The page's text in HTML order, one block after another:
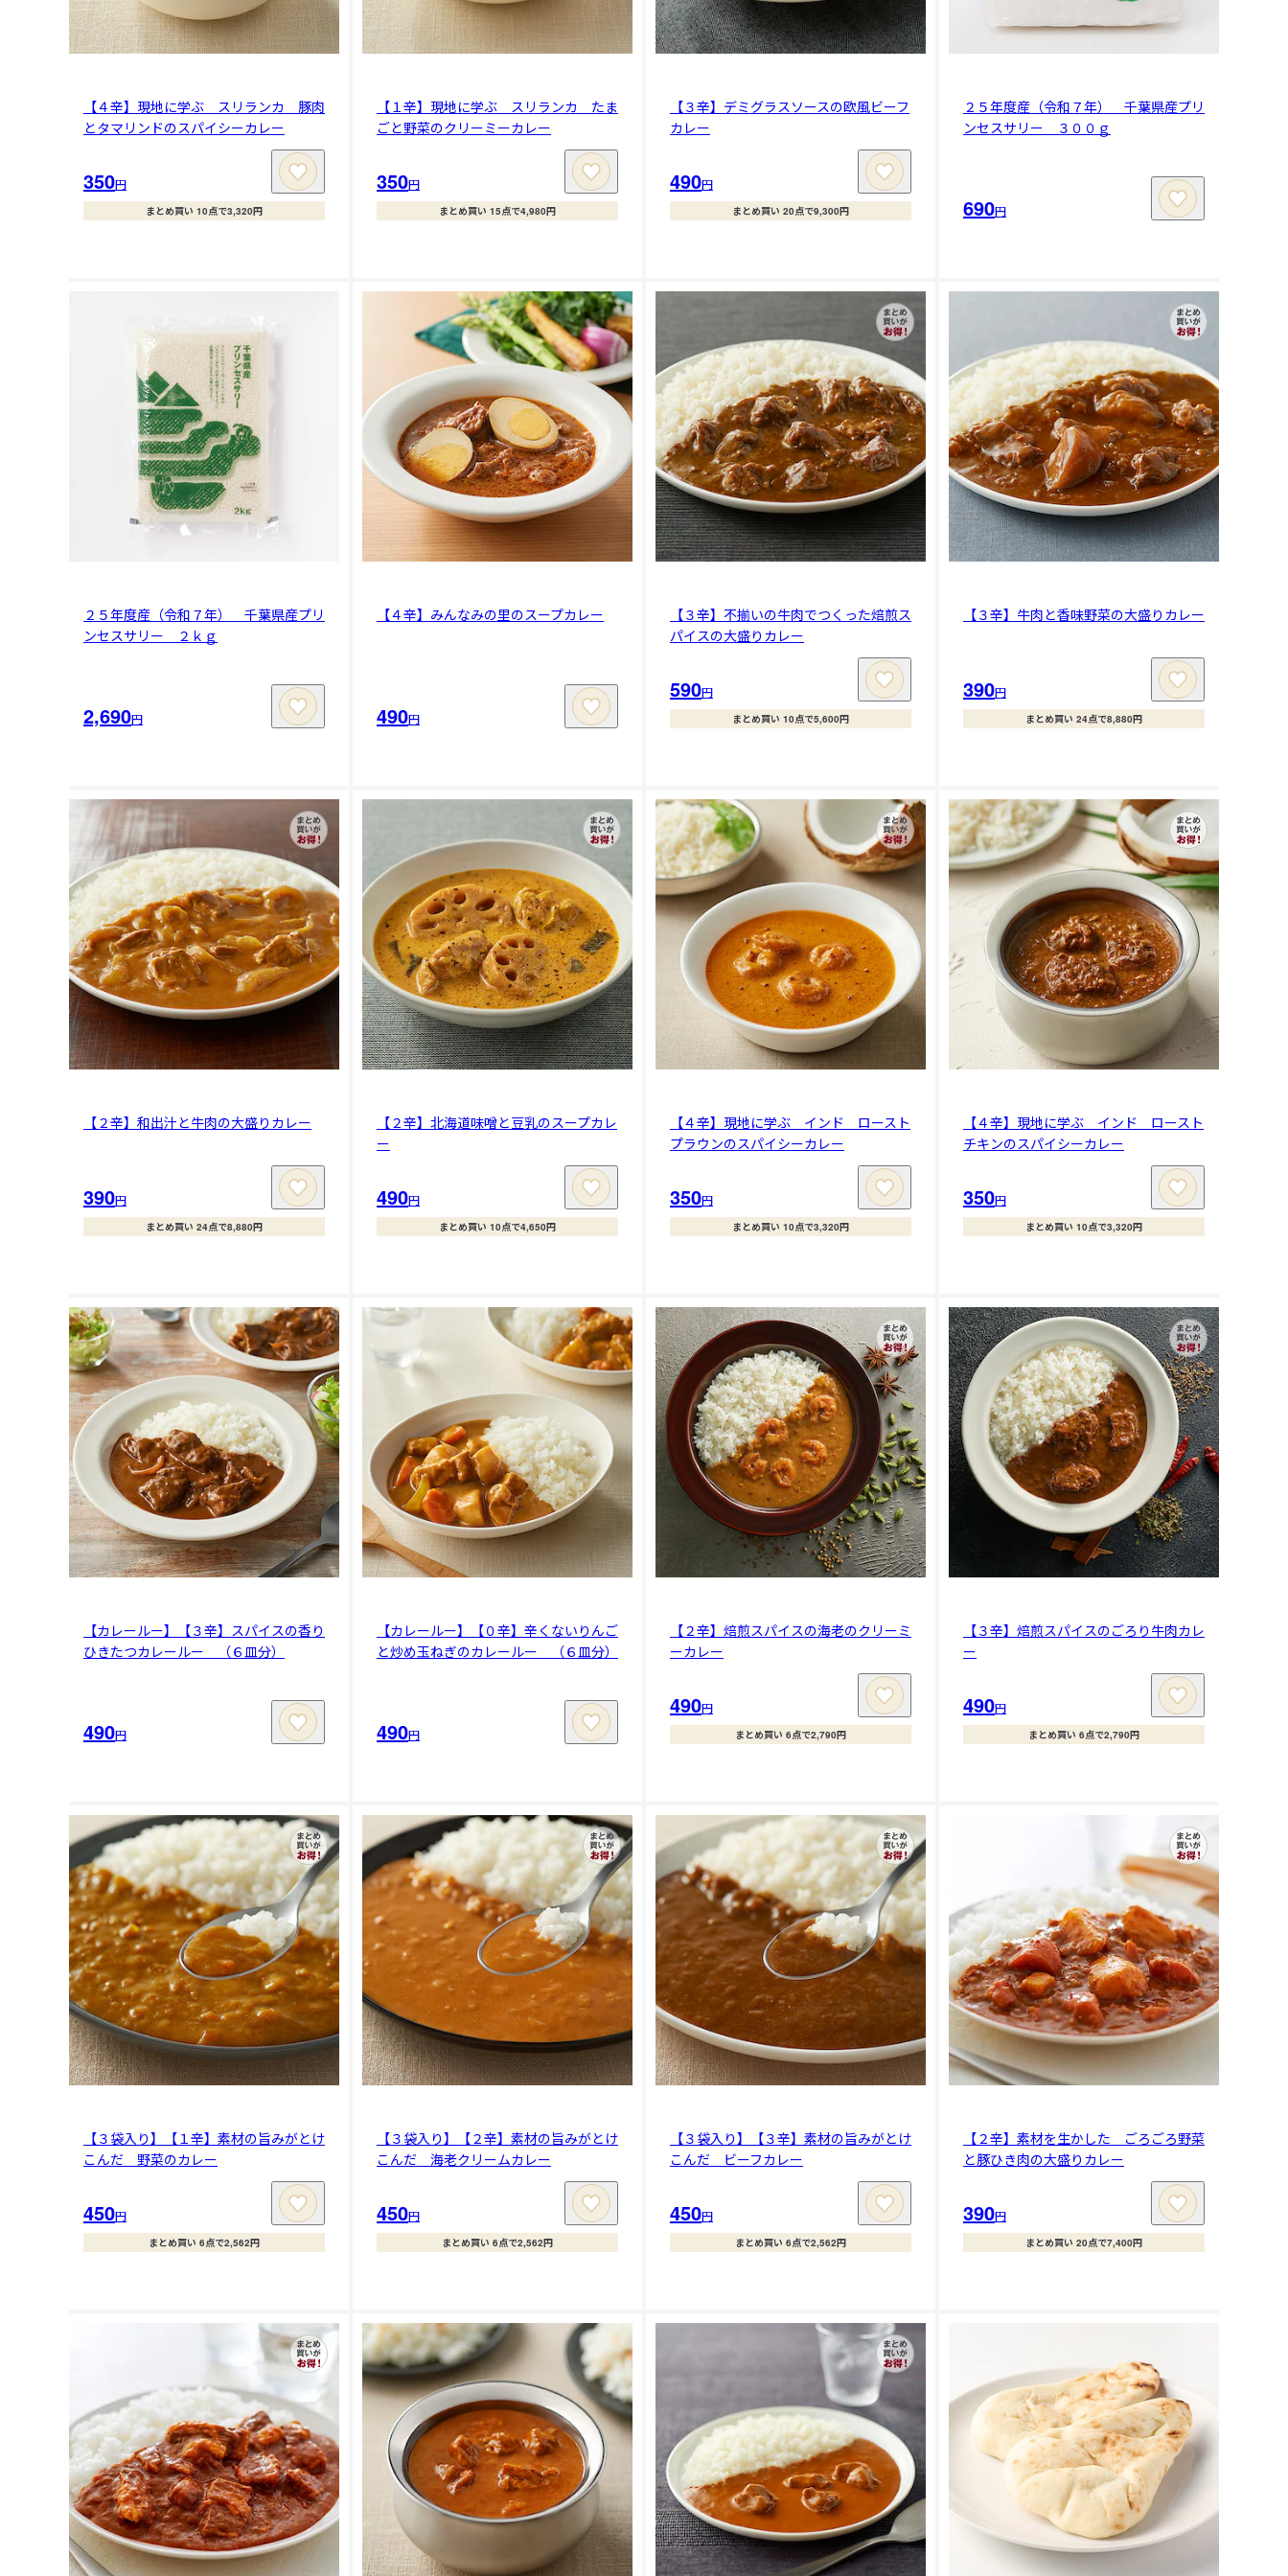
【４辛】現地に学ぶ スリランカ 豚肉
とタマリンドのスパイシーカレー
350円
まとめ買い 10点で3,320円
【１辛】現地に学ぶ スリランカ たま
ごと野菜のクリーミーカレー
350円
まとめ買い 15点で4,980円
【３辛】デミグラスソースの欧風ビーフ
カレー
490円
まとめ買い 20点で9,300円
２５年度産（令和７年） 千葉県産プリ
ンセスサリー ３００ｇ
690円
２５年度産（令和７年） 千葉県産プリ
ンセスサリー ２ｋｇ
2,690円
【４辛】みんなみの里のスープカレー
490円
【３辛】不揃いの牛肉でつくった焙煎ス
パイスの大盛りカレー
590円
まとめ買い 10点で5,600円
【３辛】牛肉と香味野菜の大盛りカレー
390円
まとめ買い 24点で8,880円
【２辛】和出汁と牛肉の大盛りカレー
390円
まとめ買い 24点で8,880円
【２辛】北海道味噌と豆乳のスープカレ
ー
490円
まとめ買い 10点で4,650円
【４辛】現地に学ぶ インド ロースト
プラウンのスパイシーカレー
350円
まとめ買い 10点で3,320円
【４辛】現地に学ぶ インド ロースト
チキンのスパイシーカレー
350円
まとめ買い 10点で3,320円
【カレールー】【３辛】スパイスの香り
ひきたつカレールー （６皿分）
490円
【カレールー】【０辛】辛くないりんご
と炒め玉ねぎのカレールー （６皿分）
490円
【２辛】焙煎スパイスの海老のクリーミ
ーカレー
490円
まとめ買い 6点で2,790円
【３辛】焙煎スパイスのごろり牛肉カレ
ー
490円
まとめ買い 6点で2,790円
【３袋入り】【１辛】素材の旨みがとけ
こんだ 野菜のカレー
450円
まとめ買い 6点で2,562円
【３袋入り】【２辛】素材の旨みがとけ
こんだ 海老クリームカレー
450円
まとめ買い 6点で2,562円
【３袋入り】【３辛】素材の旨みがとけ
こんだ ビーフカレー
450円
まとめ買い 6点で2,562円
【２辛】素材を生かした ごろごろ野菜
と豚ひき肉の大盛りカレー
390円
まとめ買い 20点で7,400円